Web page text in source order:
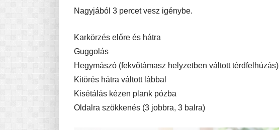
Nagyjából 3 percet vesz igénybe.
Karkörzés előre és hátra
Guggolás
Hegymászó (fekvőtámasz helyzetben váltott térdfelhúzás)
Kitörés hátra váltott lábbal
Kisétálás kézen plank pózba
Oldalra szökkenés (3 jobbra, 3 balra)